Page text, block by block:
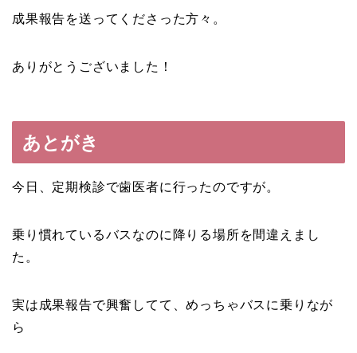
成果報告を送ってくださった方々。
ありがとうございました！
あとがき
今日、定期検診で歯医者に行ったのですが。
乗り慣れているバスなのに降りる場所を間違えまし
た。
実は成果報告で興奮してて、めっちゃバスに乗りなが
ら